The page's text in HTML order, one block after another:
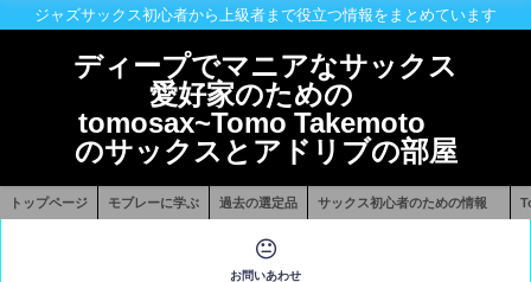
ジャズサックス初心者から上級者まで役立つ情報をまとめています
ディープでマニアなサックス
愛好家のための
tomosax~Tomo Takemoto
のサックスとアドリブの部屋
トップページ モブレーに学ぶ 過去の選定品 サックス初心者のための情報
お問いあわせ